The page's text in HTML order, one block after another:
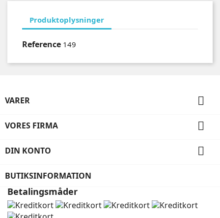
Produktoplysninger
Reference 149
VARER 
VORES FIRMA 
DIN KONTO 
BUTIKSINFORMATION
Betalingsmåder